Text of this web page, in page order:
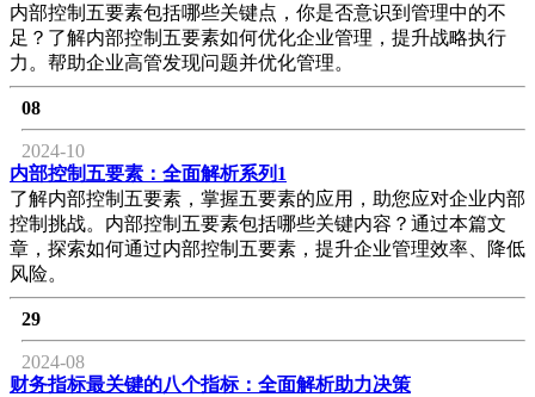
内部控制五要素包括哪些关键点，你是否意识到管理中的不
足？了解内部控制五要素如何优化企业管理，提升战略执行
力。帮助企业高管发现问题并优化管理。
08
2024-10
内部控制五要素：全面解析系列1
了解内部控制五要素，掌握五要素的应用，助您应对企业内部
控制挑战。内部控制五要素包括哪些关键内容？通过本篇文
章，探索如何通过内部控制五要素，提升企业管理效率、降低
风险。
29
2024-08
财务指标最关键的八个指标：全面解析助力决策